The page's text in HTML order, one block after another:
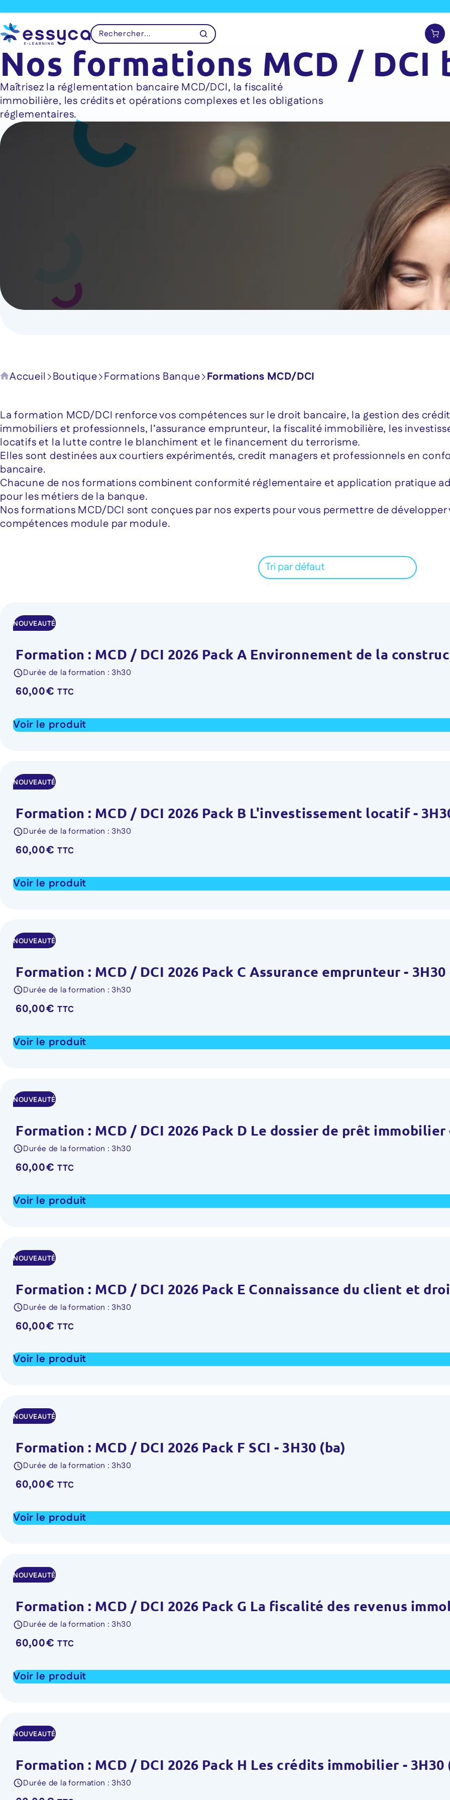
Nos formations MCD / DCI
Maîtrisez la réglementation bancaire MCD/DCI, la fiscalité
immobilière, les crédits et opérations complexes et les obligations
réglementaires.
Accueil Boutique Formations Banque Formations MCD/DCI
La formation MCD/DCI renforce vos compétences sur le droit bancaire, la gestion des
immobiliers et professionnels, l’assurance emprunteur, la fiscalité immobilière, les
locatifs et la lutte contre le blanchiment et le financement du terrorisme.
Elles sont destinées aux courtiers expérimentés, credit managers et professionnels en
bancaire.
Chacune de nos formations combinent conformité réglementaire et application pratique
pour les métiers de la banque.
Nos formations MCD/DCI sont conçues par nos experts pour vous permettre de développer
compétences module par module.
NOUVEAUTÉ
Formation : MCD / DCI 2026 Pack A Environnement de la
Durée de la formation : 3h30
60,00€ TTC
Voir le produit
NOUVEAUTÉ
Formation : MCD / DCI 2026 Pack B L'investissement locatif -
Durée de la formation : 3h30
60,00€ TTC
Voir le produit
NOUVEAUTÉ
Formation : MCD / DCI 2026 Pack C Assurance emprunteur - 3H30
Durée de la formation : 3h30
60,00€ TTC
Voir le produit
NOUVEAUTÉ
Formation : MCD / DCI 2026 Pack D Le dossier de prêt immobilier
Durée de la formation : 3h30
60,00€ TTC
Voir le produit
NOUVEAUTÉ
Formation : MCD / DCI 2026 Pack E Connaissance du client et
Durée de la formation : 3h30
60,00€ TTC
Voir le produit
NOUVEAUTÉ
Formation : MCD / DCI 2026 Pack F SCI - 3H30 (ba)
Durée de la formation : 3h30
60,00€ TTC
Voir le produit
NOUVEAUTÉ
Formation : MCD / DCI 2026 Pack G La fiscalité des revenus
Durée de la formation : 3h30
60,00€ TTC
Voir le produit
NOUVEAUTÉ
Formation : MCD / DCI 2026 Pack H Les crédits immobilier - 3H30
Durée de la formation : 3h30